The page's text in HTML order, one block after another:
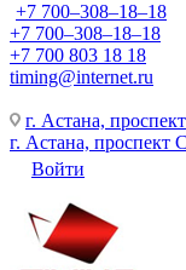
+7 700‒308‒18‒18
+7 700‒308‒18‒18
+7 700 803 18 18
timing@internet.ru
г. Астана,
г. Астана, проспект
Войти